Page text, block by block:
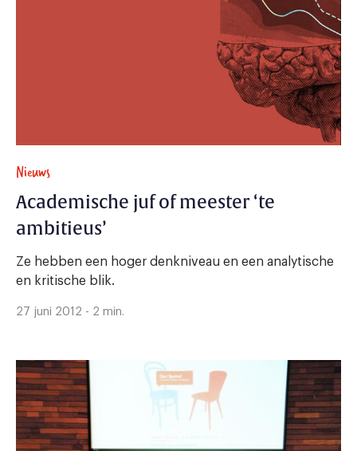
Nieuws
Academische juf of meester ‘te
ambitieus’
Ze hebben een hoger denkniveau en een analytische
en kritische blik.
27 juni 2012 - 2 min.